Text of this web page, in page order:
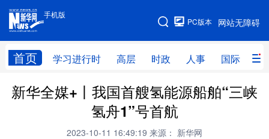
手机版
网站无障碍
PC版本
首页 学习进行时 高层 时政 人事 国际 财
手机版
网站地图
学习进行时 高层 时政 人事
财经 网评
新华全媒+丨我国首艘氢能源船舶“三峡
氢舟1”号首航
2023-10-11 16:49:19 来源： 新华网